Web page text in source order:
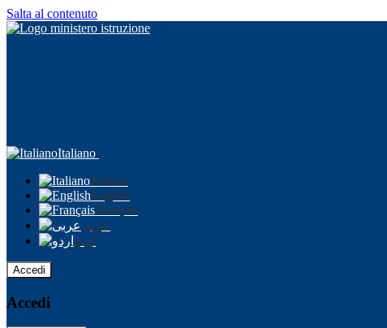
Salta al contenuto
Italiano
Italiano
English
Français
عربى
اردو
Accedi
Accedi